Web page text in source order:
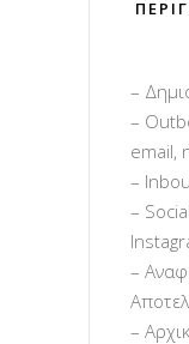
–
–
email,
–
–
–
–